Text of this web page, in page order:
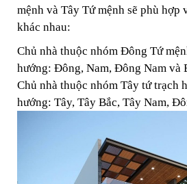
mệnh và Tây Tứ mệnh sẽ phù hợp
khác nhau:
Chủ nhà thuộc nhóm Đông Tứ
hướng: Đông, Nam, Đông Nam và
Chủ nhà thuộc nhóm Tây tứ trạch
hướng: Tây, Tây Bắc, Tây Nam,